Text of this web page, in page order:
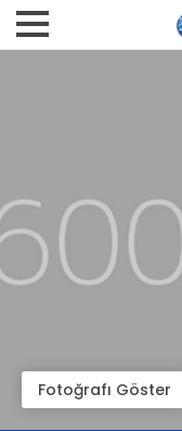
Fotoğrafı Göster